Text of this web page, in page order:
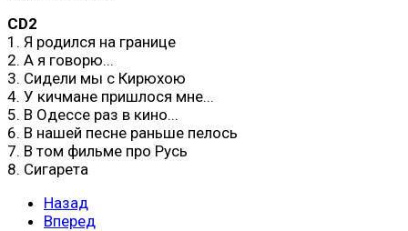
CD2
1. Я родился на границе
2. А я говорю...
3. Сидели мы с Кирюхою
4. У кичмане пришлося мне...
5. В Одессе раз в кино...
6. В нашей песне раньше пелось
7. В том фильме про Русь
8. Сигарета
Назад
Вперед